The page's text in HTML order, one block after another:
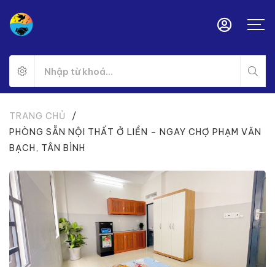
TRANG CHỦ
/
PHÒNG SẴN NỘI THẤT Ở LIỀN – NGAY CHỢ PHẠM VĂN
BẠCH, TÂN BÌNH